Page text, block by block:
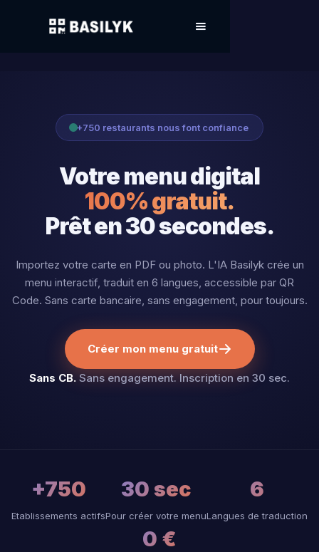
+750 restaurants nous font confiance
Votre menu digital
100% gratuit.
Prêt en 30 secondes.
Importez votre carte en PDF ou photo. L'IA Basilyk crée un
menu interactif, traduit en 6 langues, accessible par QR
Code. Sans carte bancaire, sans engagement, pour toujours.
Créer mon menu gratuit
Sans CB. Sans engagement. Inscription en 30 sec.
+750
Etablissements actifs
30 sec
Pour créer votre menu
6
Langues de traduction
0 €